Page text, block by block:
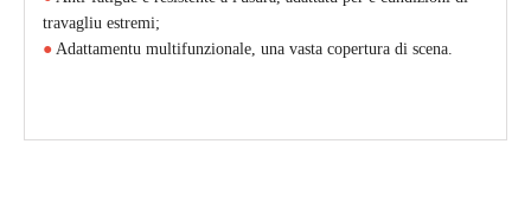
travagliu estremi;
● Adattamentu multifunzionale, una vasta copertura di scena.